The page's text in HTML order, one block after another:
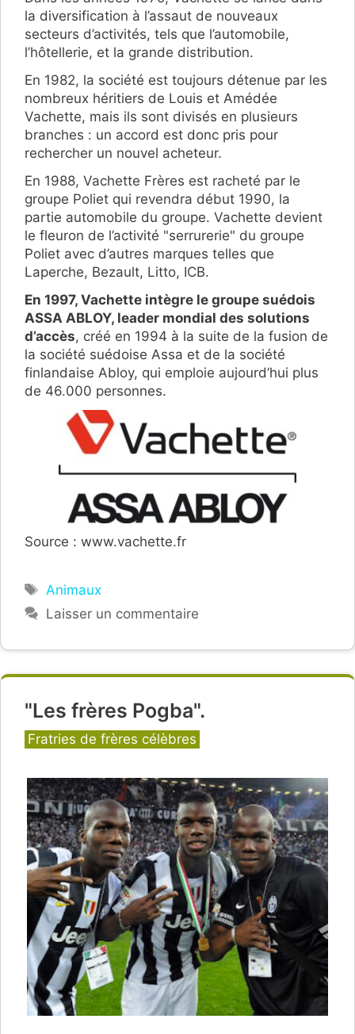
la diversification à l’assaut de nouveaux
secteurs d’activités, tels que l’automobile,
l’hôtellerie, et la grande distribution.
En 1982, la société est toujours détenue par les
nombreux héritiers de Louis et Amédée
Vachette, mais ils sont divisés en plusieurs
branches : un accord est donc pris pour
rechercher un nouvel acheteur.
En 1988, Vachette Frères est racheté par le
groupe Poliet qui revendra début 1990, la
partie automobile du groupe. Vachette devient
le fleuron de l’activité "serrurerie" du groupe
Poliet avec d’autres marques telles que
Laperche, Bezault, Litto, ICB.
En 1997, Vachette intègre le groupe suédois
ASSA ABLOY, leader mondial des solutions
d’accès, créé en 1994 à la suite de la fusion de
la société suédoise Assa et de la société
finlandaise Abloy, qui emploie aujourd’hui plus
de 46.000 personnes.
Source : www.vachette.fr
Étiquettes
Animaux
Laisser un commentaire
"Les frères Pogba".
Catégories
Fratries de frères célèbres